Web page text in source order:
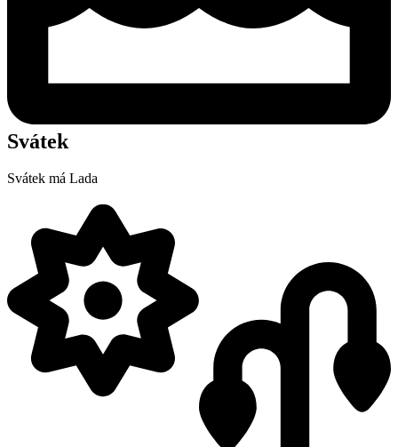
Svátek
Svátek má Lada